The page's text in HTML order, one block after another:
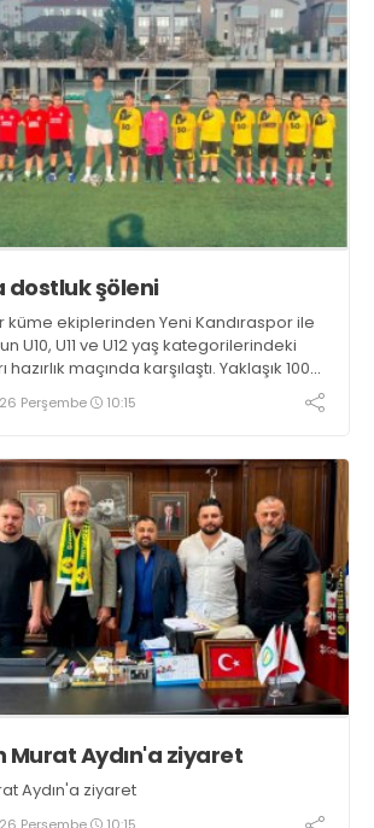
dostluk şöleni
ekiplerinden Yeni Kandıraspor ile
U10, U11 ve U12 yaş kategorilerindeki
hazırlık maçında karşılaştı. Yaklaşık 100
ter döktüğü maçların ardından
yöresel lezzeti mancarlı pide ve
Perşembe 10:15
Murat Aydın'a ziyaret
Aydın'a ziyaret
Perşembe 10:15